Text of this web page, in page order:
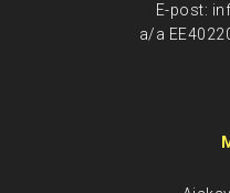
E-post:
a/a